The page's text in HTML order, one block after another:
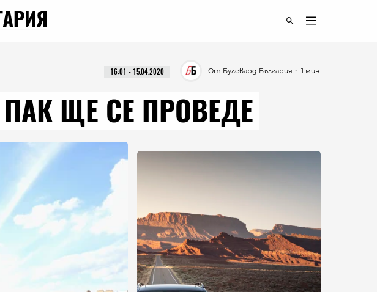
・ 1 мин.
От Булевард България
16:01 - 15.04.2020
ЩЕ СЕ ПРОВЕДЕ